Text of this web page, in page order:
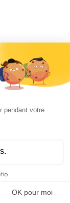
que je
te la